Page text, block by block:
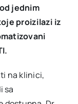
jednim
proizilazi iz
na klinici,
sa